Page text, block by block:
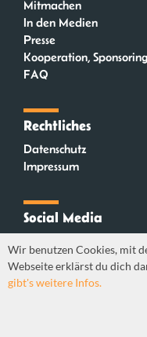
Mitmachen
In den Medien
Presse
Kooperation, Sponsoring
FAQ
Rechtliches
Datenschutz
Impressum
Social Media
Mastodon
Wir benutzen Cookies, mit
Webseite erklärst du dich
gibt's weitere Infos.